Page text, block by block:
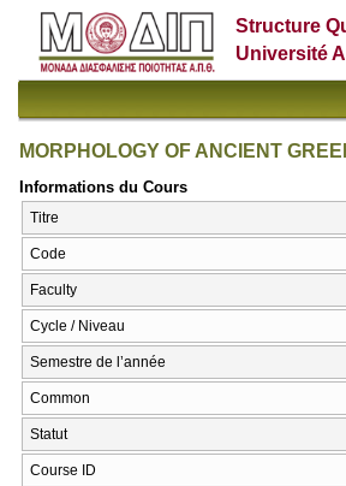
Structure
Université
MORPHOLOGY OF ANCIENT
Informations du Cours
Titre
Code
Faculty
Cycle / Niveau
Semestre de l’année
Common
Statut
Course ID